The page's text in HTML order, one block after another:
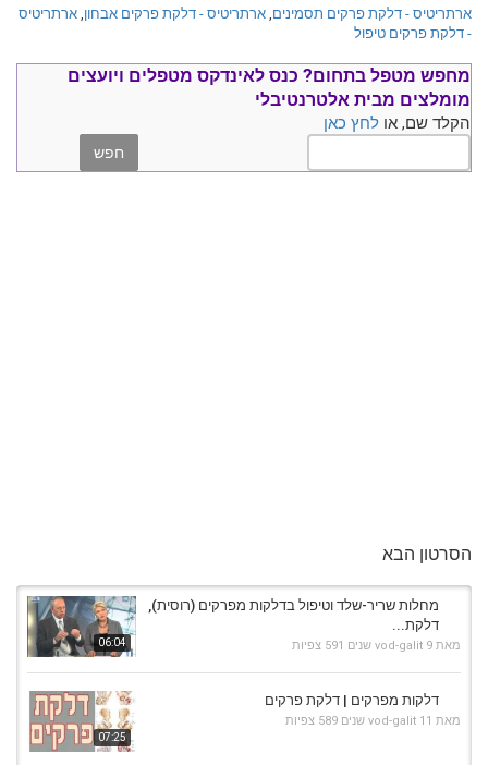
ארתריטיס - דלקת פרקים תסמינים, ארתריטיס - דלקת פרקים אבחון, ארתריטיס
- דלקת פרקים טיפול
מחפש מטפל בתחום? כנס לאינדקס מטפלים ויועצים
מומלצים מבית אלטרנטיבלי
הקלד שם, או לחץ כאן
הסרטון הבא
06:04
מחלות שריר-שלד וטיפול בדלקות מפרקים (רוסית),
דלקת...
מאת vod-galit 9 שנים 591 צפיות
07:25
דלקות מפרקים | דלקת פרקים
מאת vod-galit 11 שנים 589 צפיות